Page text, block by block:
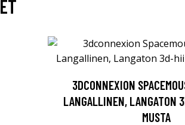
3DCONNEXION
LANGALLINEN, LANGATON
MUSTA